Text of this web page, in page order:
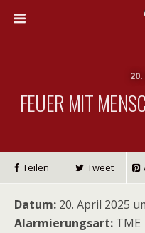
FEUER MIT
Teilen Tweet
Datum: 20. April 2025
Alarmierungsart: TME